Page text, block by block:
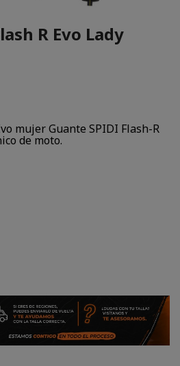
R Evo Lady
mujer Guante SPIDI Flash-R
de moto.